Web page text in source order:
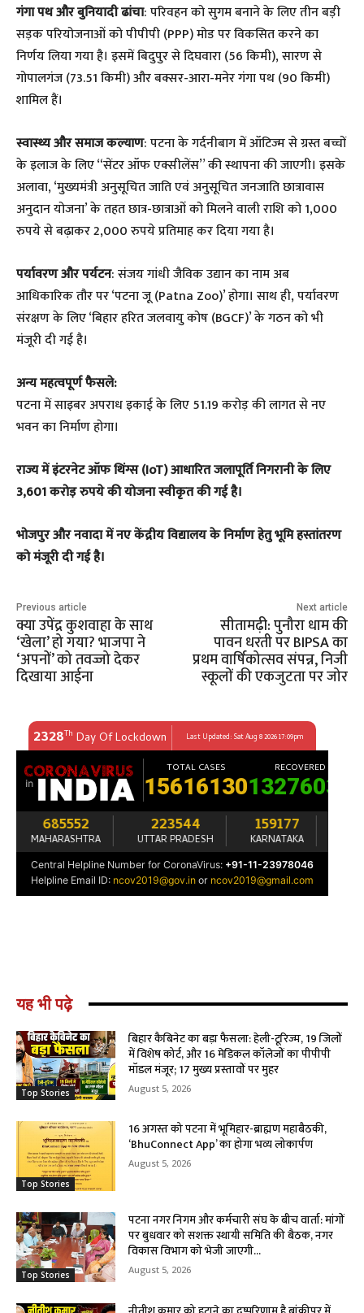
गंगा पथ और बुनियादी ढांचा: परिवहन को सुगम बनाने के लिए तीन बड़ी
सड़क परियोजनाओं को पीपीपी (PPP) मोड पर विकसित करने का
निर्णय लिया गया है। इसमें बिदुपुर से दिघवारा (56 किमी), सारण से
गोपालगंज (73.51 किमी) और बक्सर-आरा-मनेर गंगा पथ (90 किमी)
शामिल हैं।
स्वास्थ्य और समाज कल्याण: पटना के गर्दनीबाग में ऑटिज्म से ग्रस्त बच्चों
के इलाज के लिए “सेंटर ऑफ एक्सीलेंस” की स्थापना की जाएगी। इसके
अलावा, ‘मुख्यमंत्री अनुसूचित जाति एवं अनुसूचित जनजाति छात्रावास
अनुदान योजना’ के तहत छात्र-छात्राओं को मिलने वाली राशि को 1,000
रुपये से बढ़ाकर 2,000 रुपये प्रतिमाह कर दिया गया है।
पर्यावरण और पर्यटन: संजय गांधी जैविक उद्यान का नाम अब
आधिकारिक तौर पर ‘पटना जू (Patna Zoo)’ होगा। साथ ही, पर्यावरण
संरक्षण के लिए ‘बिहार हरित जलवायु कोष (BGCF)’ के गठन को भी
मंजूरी दी गई है।
अन्य महत्वपूर्ण फैसले:
पटना में साइबर अपराध इकाई के लिए 51.19 करोड़ की लागत से नए
भवन का निर्माण होगा।
राज्य में इंटरनेट ऑफ थिंग्स (IoT) आधारित जलापूर्ति निगरानी के लिए
3,601 करोड़ रुपये की योजना स्वीकृत की गई है।
भोजपुर और नवादा में नए केंद्रीय विद्यालय के निर्माण हेतु भूमि हस्तांतरण
को मंजूरी दी गई है।
Previous article
क्या उपेंद्र कुशवाहा के साथ
‘खेला’ हो गया? भाजपा ने
‘अपनों’ को तवज्जो देकर
दिखाया आईना
Next article
सीतामढ़ी: पुनौरा धाम की
पावन धरती पर BIPSA का
प्रथम वार्षिकोत्सव संपन्न, निजी
स्कूलों की एकजुटता पर जोर
यह भी पढ़े
Top Stories
बिहार कैबिनेट का बड़ा फैसला: हेली-टूरिज्म, 19 जिलों
में विशेष कोर्ट, और 16 मेडिकल कॉलेजों का पीपीपी
मॉडल मंजूर; 17 मुख्य प्रस्तावों पर मुहर
August 5, 2026
Top Stories
16 अगस्त को पटना में भूमिहार-ब्राह्मण महाबैठकी,
‘BhuConnect App’ का होगा भव्य लोकार्पण
August 5, 2026
Top Stories
पटना नगर निगम और कर्मचारी संघ के बीच वार्ता: मांगों
पर बुधवार को सशक्त स्थायी समिति की बैठक, नगर
विकास विभाग को भेजी जाएगी...
August 5, 2026